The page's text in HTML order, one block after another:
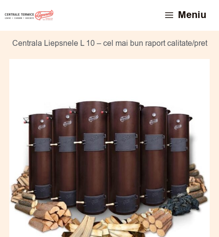
to
content
Meniu
Centrala Liepsnele L 10 – cel mai bun raport calitate/pret